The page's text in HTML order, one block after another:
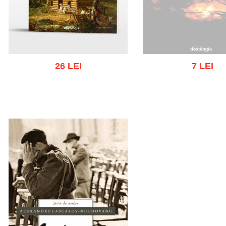
Add to cart Add to wish list
26 LEI 7 LEI